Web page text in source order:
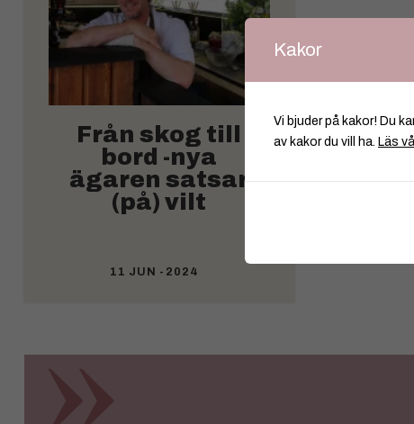
Från skog till
bord -nya
ägaren satsar
(på) vilt
11 JUN -2024
Kakor
Vi bjuder på kakor! Du
av kakor du vill ha. Läs